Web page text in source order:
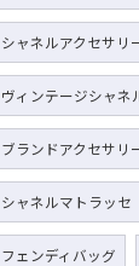
シャネルアクセサリ
ヴィンテージシャネ
ブランドアクセサリ
シャネルマトラッセ
フェンディバッグ